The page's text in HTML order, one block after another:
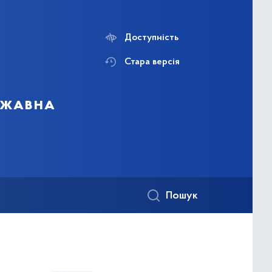
Доступність
Стара версія
Пошук